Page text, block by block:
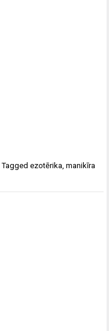
Taggedezotērika,manikīra